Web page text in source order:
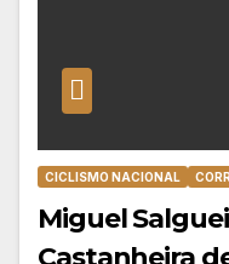
CICLISMO NACIONAL
Miguel
Castanheira